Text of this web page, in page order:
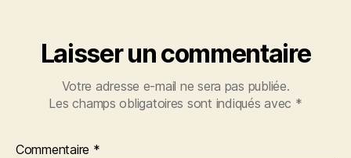
Laisser un commentaire
Votre adresse e-mail ne sera pas publiée.
Les champs obligatoires sont indiqués avec *
Commentaire *